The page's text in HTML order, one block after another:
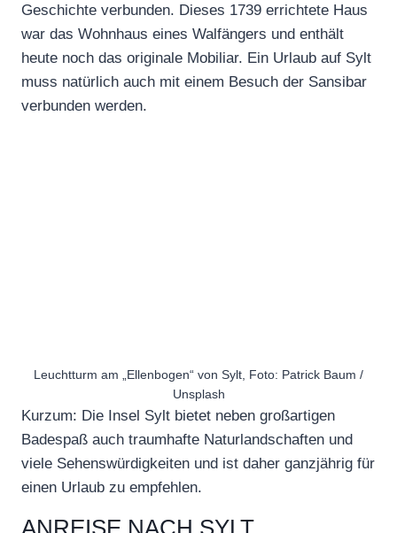
Geschichte verbunden. Dieses 1739 errichtete Haus
war das Wohnhaus eines Walfängers und enthält
heute noch das originale Mobiliar. Ein Urlaub auf Sylt
muss natürlich auch mit einem Besuch der Sansibar
verbunden werden.
Leuchtturm am „Ellenbogen“ von Sylt, Foto: Patrick Baum /
Unsplash
Kurzum: Die Insel Sylt bietet neben großartigen
Badespaß auch traumhafte Naturlandschaften und
viele Sehenswürdigkeiten und ist daher ganzjährig für
einen Urlaub zu empfehlen.